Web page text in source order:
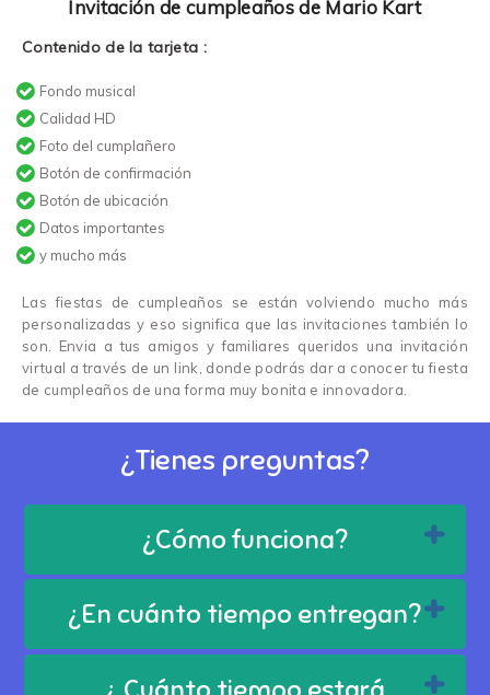
Invitación de cumpleaños de Mario Kart
Contenido de la tarjeta :
Fondo musical
Calidad HD
Foto del cumplañero
Botón de confirmación
Botón de ubicación
Datos importantes
y mucho más
Las fiestas de cumpleaños se están volviendo mucho más
personalizadas y eso significa que las invitaciones también lo
son. Envia a tus amigos y familiares queridos una invitación
virtual a través de un link, donde podrás dar a conocer tu fiesta
de cumpleaños de una forma muy bonita e innovadora.
¿Tienes preguntas?
¿Cómo funciona?
¿En cuánto tiempo entregan?